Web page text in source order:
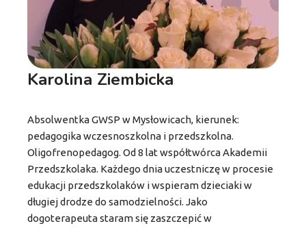
Karolina Ziembicka
Absolwentka GWSP w Mysłowicach, kierunek:
pedagogika wczesnoszkolna i przedszkolna.
Oligofrenopedagog. Od 8 lat współtwórca Akademii
Przedszkolaka. Każdego dnia uczestniczę w procesie
edukacji przedszkolaków i wspieram dzieciaki w
długiej drodze do samodzielności. Jako
dogoterapeuta staram się zaszczepić w